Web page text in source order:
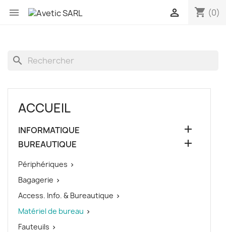
 shopping_cart (0)

search
ACCUEIL
INFORMATIQUE 
BUREAUTIQUE 
Périphériques 
Bagagerie 
Access. Info. & Bureautique 
Matériel de bureau 
Fauteuils 